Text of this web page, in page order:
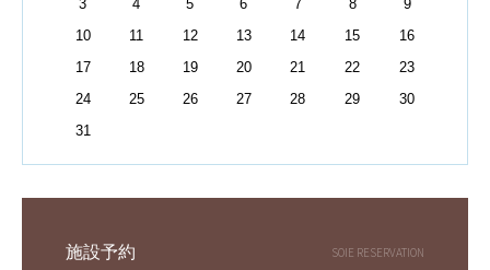
3
4 5 6 7 8
9
10
11 12 13 14 15
16
17
18 19 20 21 22
23
24
25 26 27 28 29
30
31
施設予約